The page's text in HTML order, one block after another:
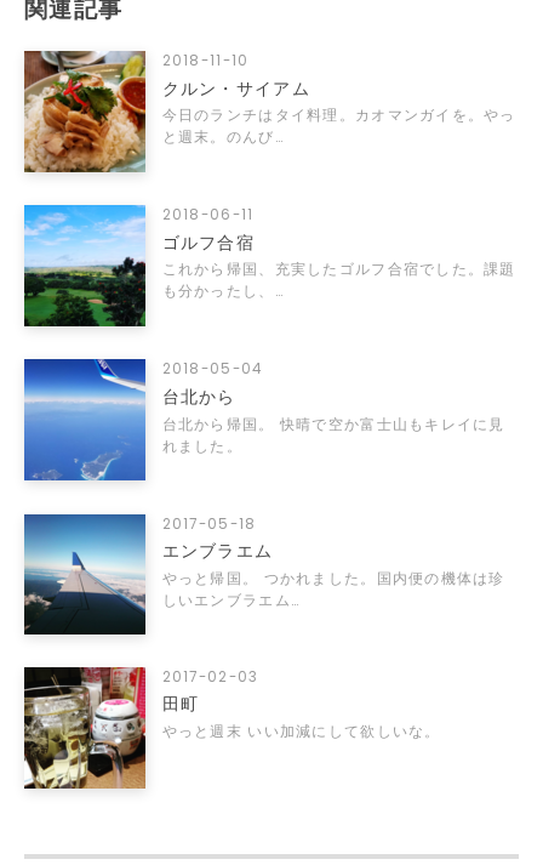
関連記事
2018-11-10
クルン・サイアム
今日のランチはタイ料理。カオマンガイを。やっ
と週末。のんび…
2018-06-11
ゴルフ合宿
これから帰国、充実したゴルフ合宿でした。課題
も分かったし、…
2018-05-04
台北から
台北から帰国。 快晴で空か富士山もキレイに見
れました。
2017-05-18
エンブラエム
やっと帰国。 つかれました。国内便の機体は珍
しいエンブラエム…
2017-02-03
田町
やっと週末 いい加減にして欲しいな。